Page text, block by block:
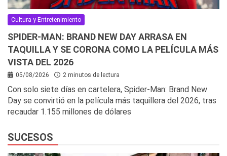
Cultura y Entretenimiento
SPIDER-MAN: BRAND NEW DAY ARRASA EN
TAQUILLA Y SE CORONA COMO LA PELÍCULA MÁS
VISTA DEL 2026
05/08/2026 2 minutos de lectura
Con solo siete días en cartelera, Spider-Man: Brand New
Day se convirtió en la película más taquillera del 2026, tras
recaudar 1.155 millones de dólares
SUCESOS